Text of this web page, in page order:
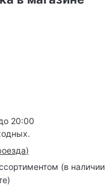
20:00
)
(в наличии